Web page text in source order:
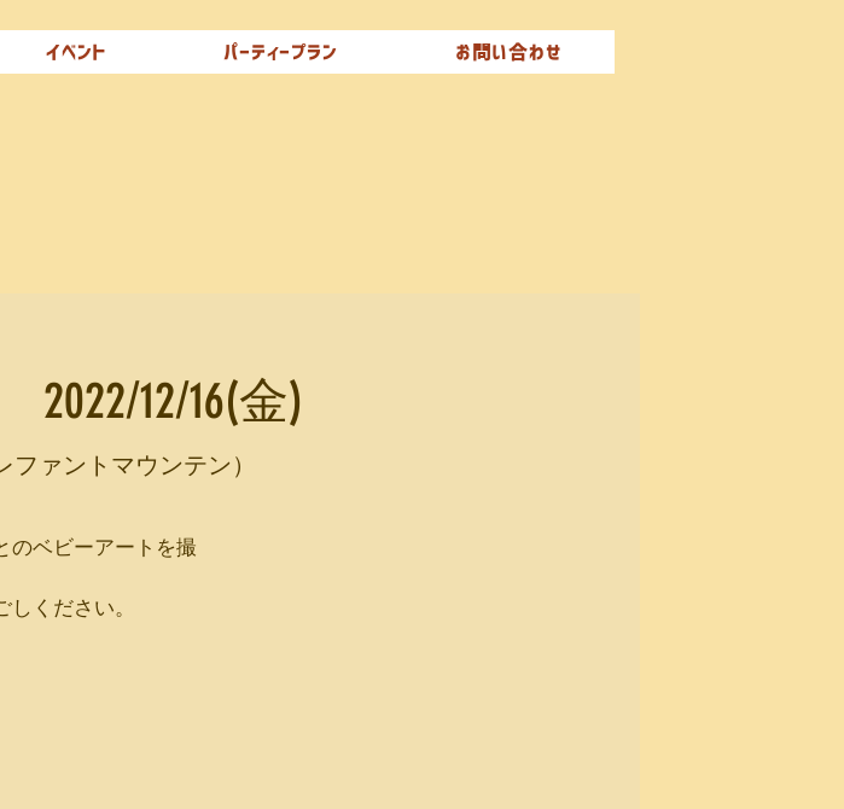
イベント パーティープラン お問い合わせ
12/16(金)
レファントマウンテン）
のベビーアートを撮
ください。